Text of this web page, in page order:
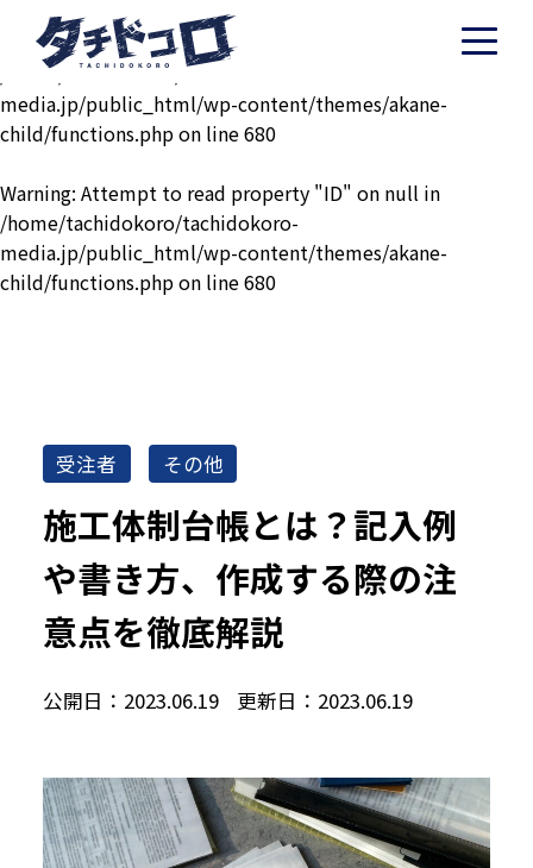
Warning: Undefined variable $post in
/home/tachidokoro/tachidokoro-
media.jp/public_html/wp-content/themes/akane-
child/functions.phpon line680
Warning: Attempt to read property "ID" on null in
/home/tachidokoro/tachidokoro-
media.jp/public_html/wp-content/themes/akane-
child/functions.phpon line680
受注者 その他
施工体制台帳とは？記入例
や書き方、作成する際の注
意点を徹底解説
公開日：2023.06.19 更新日：2023.06.19